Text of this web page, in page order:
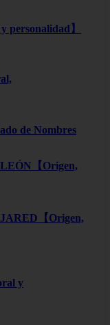
personalidad】
de Nombres
【Origen,
【Origen,
y